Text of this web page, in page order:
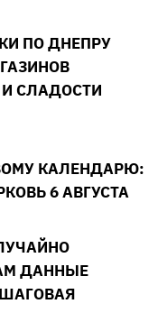
ПО ДНЕПРУ
СЛАДОСТИ
КАЛЕНДАРЮ:
6 АВГУСТА
ДАННЫЕ